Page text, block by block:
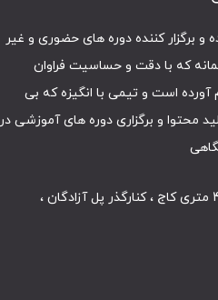
و برگزار کننده دوره های حضوری و غیر
که با دقت و حساسیت فراوان
آورده است و تیمی با انگیزه که بی
محتوا و برگزاری دوره های آموزشی در
کرج ، عظیمیه ، 45 متری کاج ، کنارگذر پل آزادگان ،